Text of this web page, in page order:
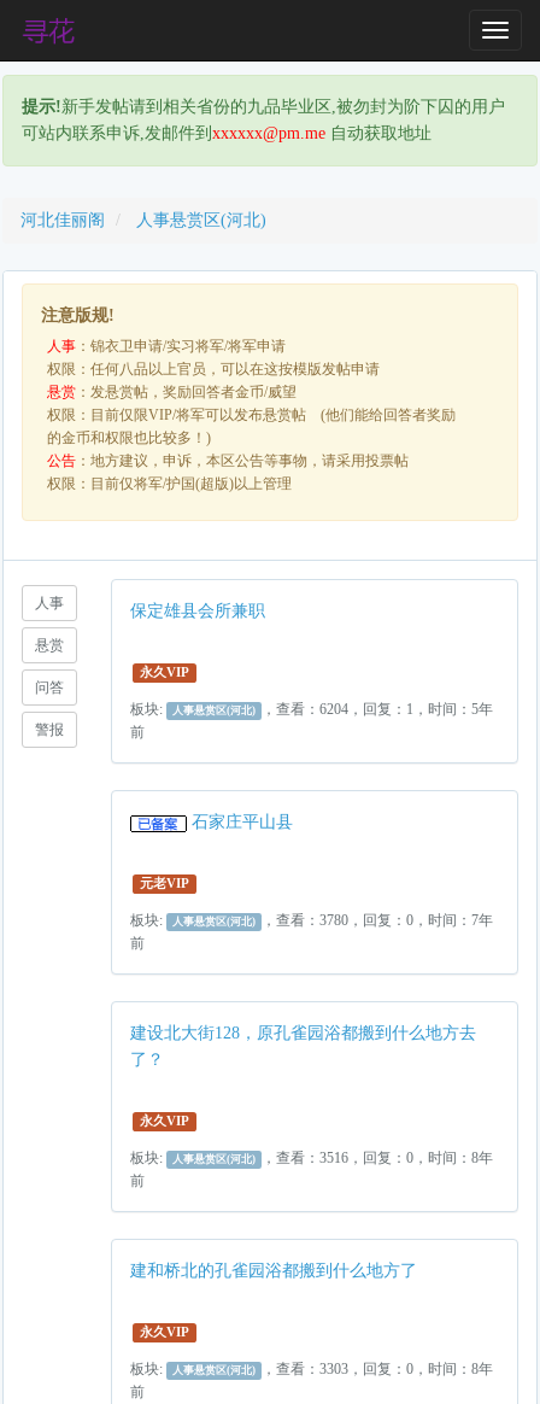
T
o
g
e
i
提示!新手发帖请到相关省份的九品毕业区,被勿封为阶下囚的用户
可站内联系申诉,发邮件到 xxxxxx@pm.me 自动获取地址
河北佳丽阁 人事悬赏区(河北)
注意版规!
人事 ：锦衣卫申请/实习将军/将军申请
权限：任何八品以上官员，可以在这按模版发帖申请
悬赏 ：发悬赏帖，奖励回答者金币/威望
权限：目前仅限VIP/将军可以发布悬赏帖 (他们能给回答者奖励
的金币和权限也比较多！)
公告 ：地方建议，申诉，本区公告等事物，请采用投票帖
权限：目前仅将军/护国(超版)以上管理
人事
悬赏
问答
警报
保定雄县会所兼职
永久VIP
板块: 人事悬赏区(河北)
，查看：6204，回复：1，时间：5年
前
石家庄平山县
元老VIP
板块: 人事悬赏区(河北)
，查看：3780，回复：0，时间：7年
前
建设北大街128，原孔雀园浴都搬到什么地方去
了？
永久VIP
板块: 人事悬赏区(河北)
，查看：3516，回复：0，时间：8年
前
建和桥北的孔雀园浴都搬到什么地方了
永久VIP
板块: 人事悬赏区(河北)
，查看：3303，回复：0，时间：8年
前